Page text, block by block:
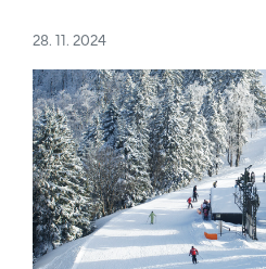
28. 11. 2024